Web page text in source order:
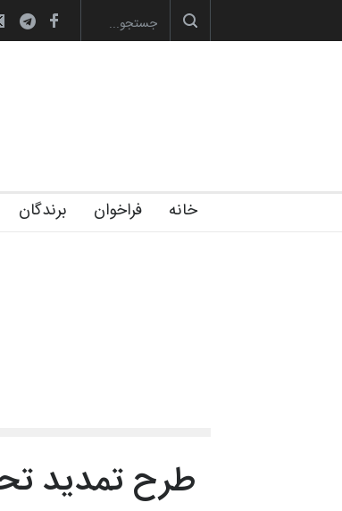
لیست شرکت کنندگان
خانه فراخوان برندگان
طرح تمدید